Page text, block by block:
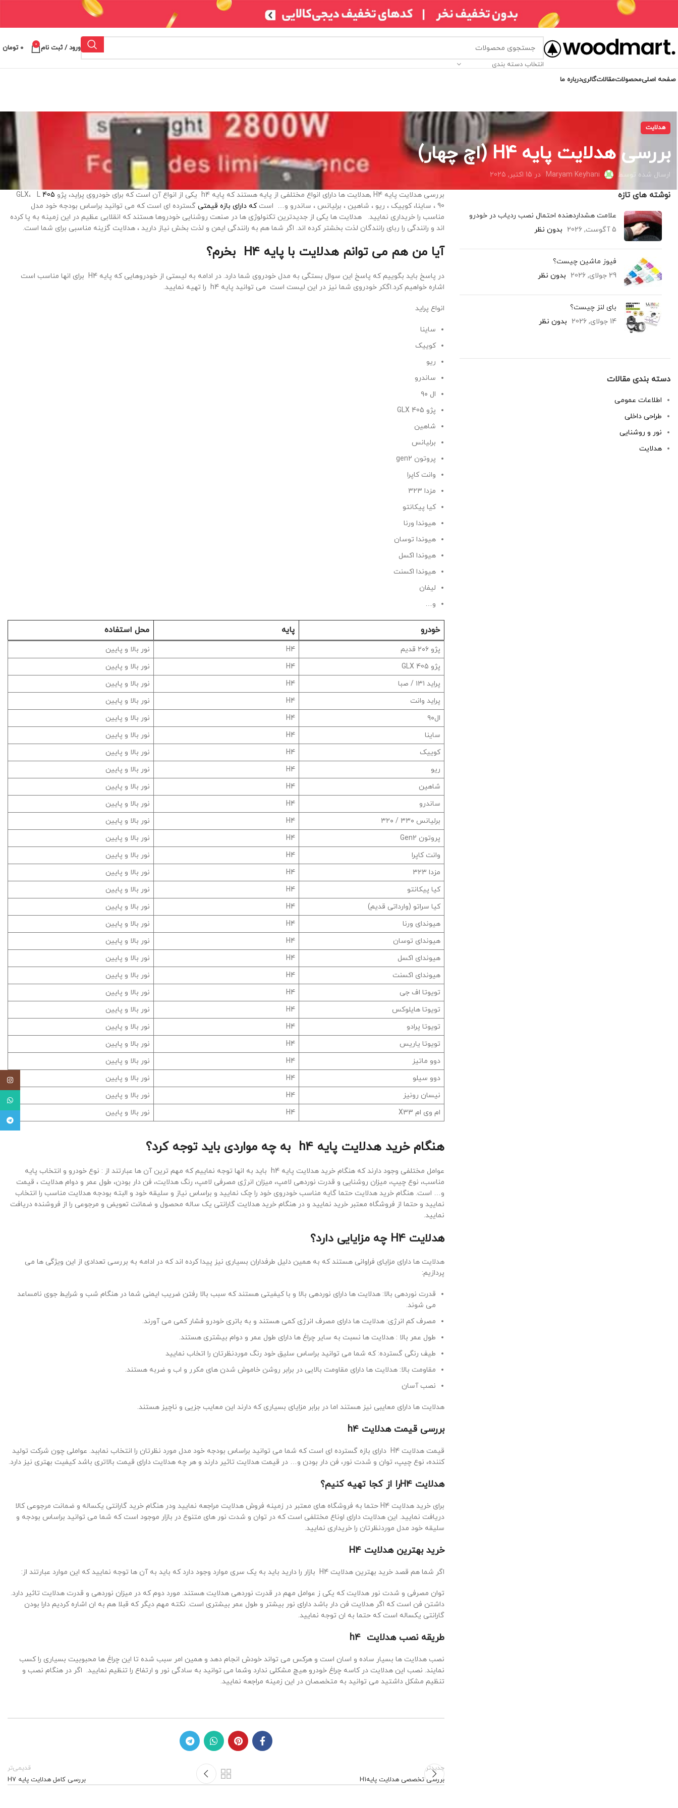
انتخاب دسته بندی
ورود / ثبت نام 0
0 تومان
صفحه اصلیمحصولاتمقالاتگالریدرباره ما
هدلایت
بررسی هدلایت پایه H4 (اچ چهار)
ارسال شده توسط Maryam Keyhani در 15 اکتبر, 2025
بررسی هدلایت پایه H4 ,هدلایت ها دارای انواع مختلفی از پایه هستند که پایه h4 یکی از انواع آن است که برای خودروی پراید، پژو 405 GLX، L
90 ، ساینا، کوییک ، ریو ، شاهین ، برلیانس ، ساندرو و… است
که دارای بازه قیمتی گسترده ای است که می توانید براساس بودجه خود مدل
مناسب را خریداری نمایید. هدلایت ها یکی از جدیدترین تکنولوژی ها در صنعت روشنایی خودروها هستند که انقلابی عظیم در این زمینه به پا کرده
اند و رانندگی را ربای رانندگان لذت بخشتر کرده اند. اگر شما هم به رانندگی ایمن و لذت بخش نیاز دارید ، هدلایت گزینه مناسبی برای شما است.
آیا من هم می توانم هدلایت با پایه H4 بخرم؟
در پاسخ باید بگوییم که پاسخ این سوال بستگی به مدل خودروی شما دارد. در ادامه به لیستی از خودروهایی که پایه H4 برای انها مناسب است
اشاره خواهیم کرد.اگکر خودروی شما نیز در این لیست است می توانید پایه h4 را تهیه نمایید.
انواع پراید
ساینا
کوییک
ریو
ساندرو
ال ۹۰
پژو 405 GLX
شاهین
برلیانس
پروتون gen2
وانت کاپرا
مزدا ۳۲۳
کیا پیکانتو
هیوندا ورنا
هیوندا توسان
هیوندا اکسل
هیوندا اکسنت
لیفان
و…
خودرو پایه محل استفاده
پژو ۲۰۶ قدیم H4
نور بالا و پایین
پژو 405 GLX
H4
نور بالا و پایین
پراید ۱۳۱ / صبا
H4
نور بالا و پایین
پراید وانت
H4
نور بالا و پایین
ال‌۹۰
H4
نور بالا و پایین
ساینا
H4
نور بالا و پایین
کوییک
H4
نور بالا و پایین
ریو
H4
نور بالا و پایین
شاهین
H4
نور بالا و پایین
ساندرو
H4
نور بالا و پایین
برلیانس ۳۳۰ / ۳۲۰
H4
نور بالا و پایین
پروتون Gen2
H4
نور بالا و پایین
وانت کاپرا
H4
نور بالا و پایین
مزدا ۳۲۳
H4
نور بالا و پایین
کیا پیکانتو
H4
نور بالا و پایین
کیا سراتو (وارداتی قدیم)
H4
نور بالا و پایین
هیوندای ورنا
H4
نور بالا و پایین
هیوندای توسان
H4
نور بالا و پایین
هیوندای اکسل
H4
نور بالا و پایین
هیوندای اکسنت
H4
نور بالا و پایین
تویوتا اف جی
H4
نور بالا و پایین
تویوتا هایلوکس
H4
نور بالا و پایین
تویوتا پرادو
H4
نور بالا و پایین
تویوتا یاریس
H4
نور بالا و پایین
دوو ماتیز
H4
نور بالا و پایین
دوو سیلو
H4
نور بالا و پایین
نیسان رونیز
H4
نور بالا و پایین
ام وی ام X33
H4 نور بالا و پایین
هنگام خرید هدلایت پایه h4 به چه مواردی باید توجه کرد؟
عوامل مختلفی وجود دارند که هنگام خرید هدلایت پایه h4 باید به انها توجه نماییم که مهم ترین آن ها عبارتند از : نوع خودرو و انتخاب پایه
مناسب، نوع چیپ، میزان روشنایی و قدرت نوردهی لامپ، میزان انرژی مصرفی لامپ، رنگ هدلایت، فن دار بودن، طول عمر و دوام هدلایت ، قیمت
و… است. هنگام خرید هدلایت حتما گایه مناسب خودروی خود را چک نمایید و براساس نیاز و سلیقه خود و البته بودجه هدلایت مناسب را انتخاب
نمایید و حتما از فروشگاه معتبر خرید نمایید و در هنگام خرید هدلایت گارانتی یک ساله محصول و ضمانت تعویض و مرجوعی را از فروشنده دریافت
نمایید.
هدلایت H4 چه مزایایی دارد؟
هدلایت ها دارای مزایای فراوانی هستند که به همین دلیل طرفداران بسیاری نیز پیدا کرده اند که در ادامه به بررسی تعدادی از این ویژگی ها می
پردازیم:
قدرت نوردهی بالا: هدلایت ها دارای نوردهی بالا و با کیفیتی هستند که سبب بالا رفتن ضریب ایمنی شما در هنگام شب و شرایط جوی نامساعد
می شوند.
مصرف کم انرژی: هدلایت ها دارای مصرف انرژی کمی هستند و به باتری خودرو فشار کمی می آورند.
طول عمر بالا : هدلایت ها نسبت به سایر چراغ ها دارای طول عمر و دوام بیشتری هستند.
طیف رنگی گسترده: که شما می توانید براساس سلیق خود رنگ موردنظرتان را اتخاب نمایید
مقاومت بالا: هدلایت ها دارای مقاومت بالایی در برابر روشن خاموش شدن های مکرر و اب و ضربه هستند.
نصب آسان
هدلایت ها دارای معایبی نیز هستند اما در برابر مزایای بسیاری که دارند این معایب جزیی و ناچیز هستند.
بررسی قیمت هدلایت h4
قیمت هدلایت H4 دارای بازه گسترده ای است که شما می توانید براساس بودجه خود مدل مورد نظرتان را انتخاب نماببد. عواملی چون شرکت تولید
کننده، نوع چیپ، توان و شدت نور، فن دار بودن و… در قیمت هدلایت تاثیر دارند و هر چه هدلایت دارای قیمت بالاتری باشد کیفیت بهتری نیز دارد.
هدلایت H4را از کجا تهیه کنیم؟
برای خرید هدلایت H4 حتما به فروشگاه های معتبر در زمینه فروش هدلایت مراجعه نمایید ودر هنگام خرید گارانتی یکساله و ضمانت مرجوعی کالا
دریافت نمایید. این هدلایت دارای اوناع مختلفی است که در توان و شدت نور های متنوع در بازار موجود است که شما می توانید براساس بودجه و
سلیقه خود مدل موردنظرتان را خریداری نمایید.
خرید بهترین هدلایت H4
اگر شما هم قصد خرید بهترین هدلایت H4 بازار را دارید باید به یک سری موارد وجود دارد که باید به آن ها توجه نمایید که این موارد عبارتند از:
توان مصرفی و شدت نور هدلایت که یکی ز عوامل مهم در قدرت نوردهی هدلایت هستند. مورد دوم که در میزان نوردهی و قدرت هدلایت تاثیر دارد.
داشتن فن است که اگر هدلایت فن دار باشد دارای نور بیشتر و طول عمر بیشتری است. نکته مهم دیگر که قبلا هم به ان اشاره کردیم دارا بودن
گارانتی یکساله است که حتما به ان توجه نمایید.
طریقه نصب هدلایت h4
نصب هدلایت ها بسیار ساده و اسان است و هرکس می تواند خودش انجام دهد و همین امر سبب شده تا این چراغ ها محبوبیت بسیاری را کسب
نمایند. نصب این هدلایت در کاسه چراغ خودرو هیچ مشکلی ندارد وشما می توانید به سادگی نور و ارتفاع را تنظیم نمایید. اگر در هنگام نصب و
تنظیم مشکل داشتید می توانید به متخصصان در این زمینه مراجعه نمایید.
جدیدتر
بررسی تخصصی هدلایت پایهH1
قدیمی‌تر
بررسی کامل هدلایت پایه H7
نوشته های تازه
علامت هشداردهنده احتمال نصب ردیاب در خودرو
5 آگوست, 2026
بدون نظر
فیوز ماشین چیست؟
29 جولای, 2026
بدون نظر
بای لنز چیست؟
14 جولای, 2026
بدون نظر
دسته بندی مقالات
اطلاعات عمومی
طراحی داخلی
نور و روشنایی
هدلایت
تلگرام